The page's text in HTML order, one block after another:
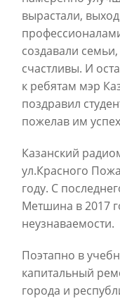
вырастали,
создавали
счастливы. И
к ребятам мэр
поздравил
пожелав им
Казанский
ул.Красного
году. С
Метшина в 2017
неузнаваемости.
Поэтапно в
капитальный
города и